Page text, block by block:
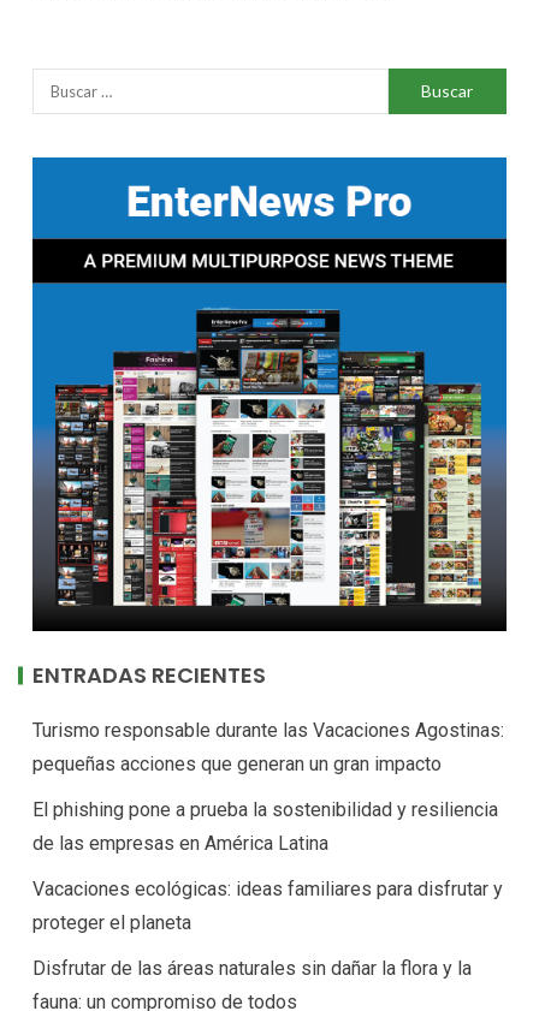
ENTRADAS RECIENTES
Turismo responsable durante las Vacaciones Agostinas:
pequeñas acciones que generan un gran impacto
El phishing pone a prueba la sostenibilidad y resiliencia
de las empresas en América Latina
Vacaciones ecológicas: ideas familiares para disfrutar y
proteger el planeta
Disfrutar de las áreas naturales sin dañar la flora y la
fauna: un compromiso de todos